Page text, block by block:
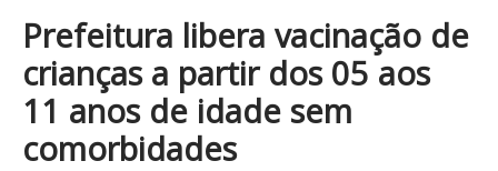
Prefeitura libera vacinação de
crianças a partir dos 05 aos
11 anos de idade sem
comorbidades